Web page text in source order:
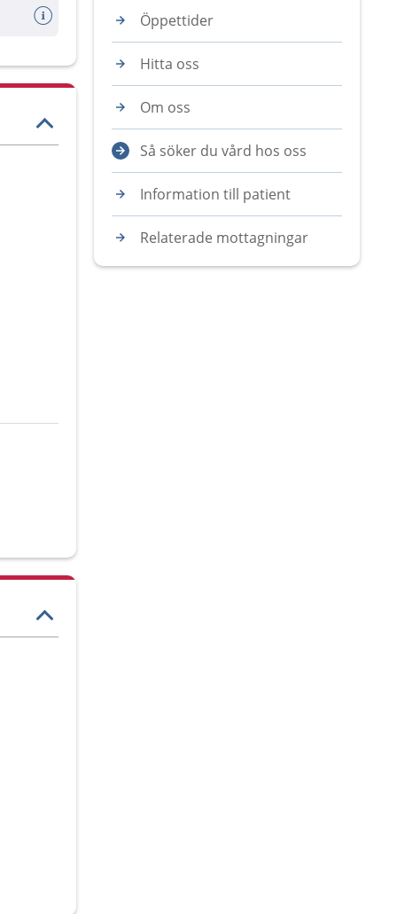
Öppettider
Hitta oss
Om oss
Så söker du vård hos oss
Information till patient
Relaterade mottagningar